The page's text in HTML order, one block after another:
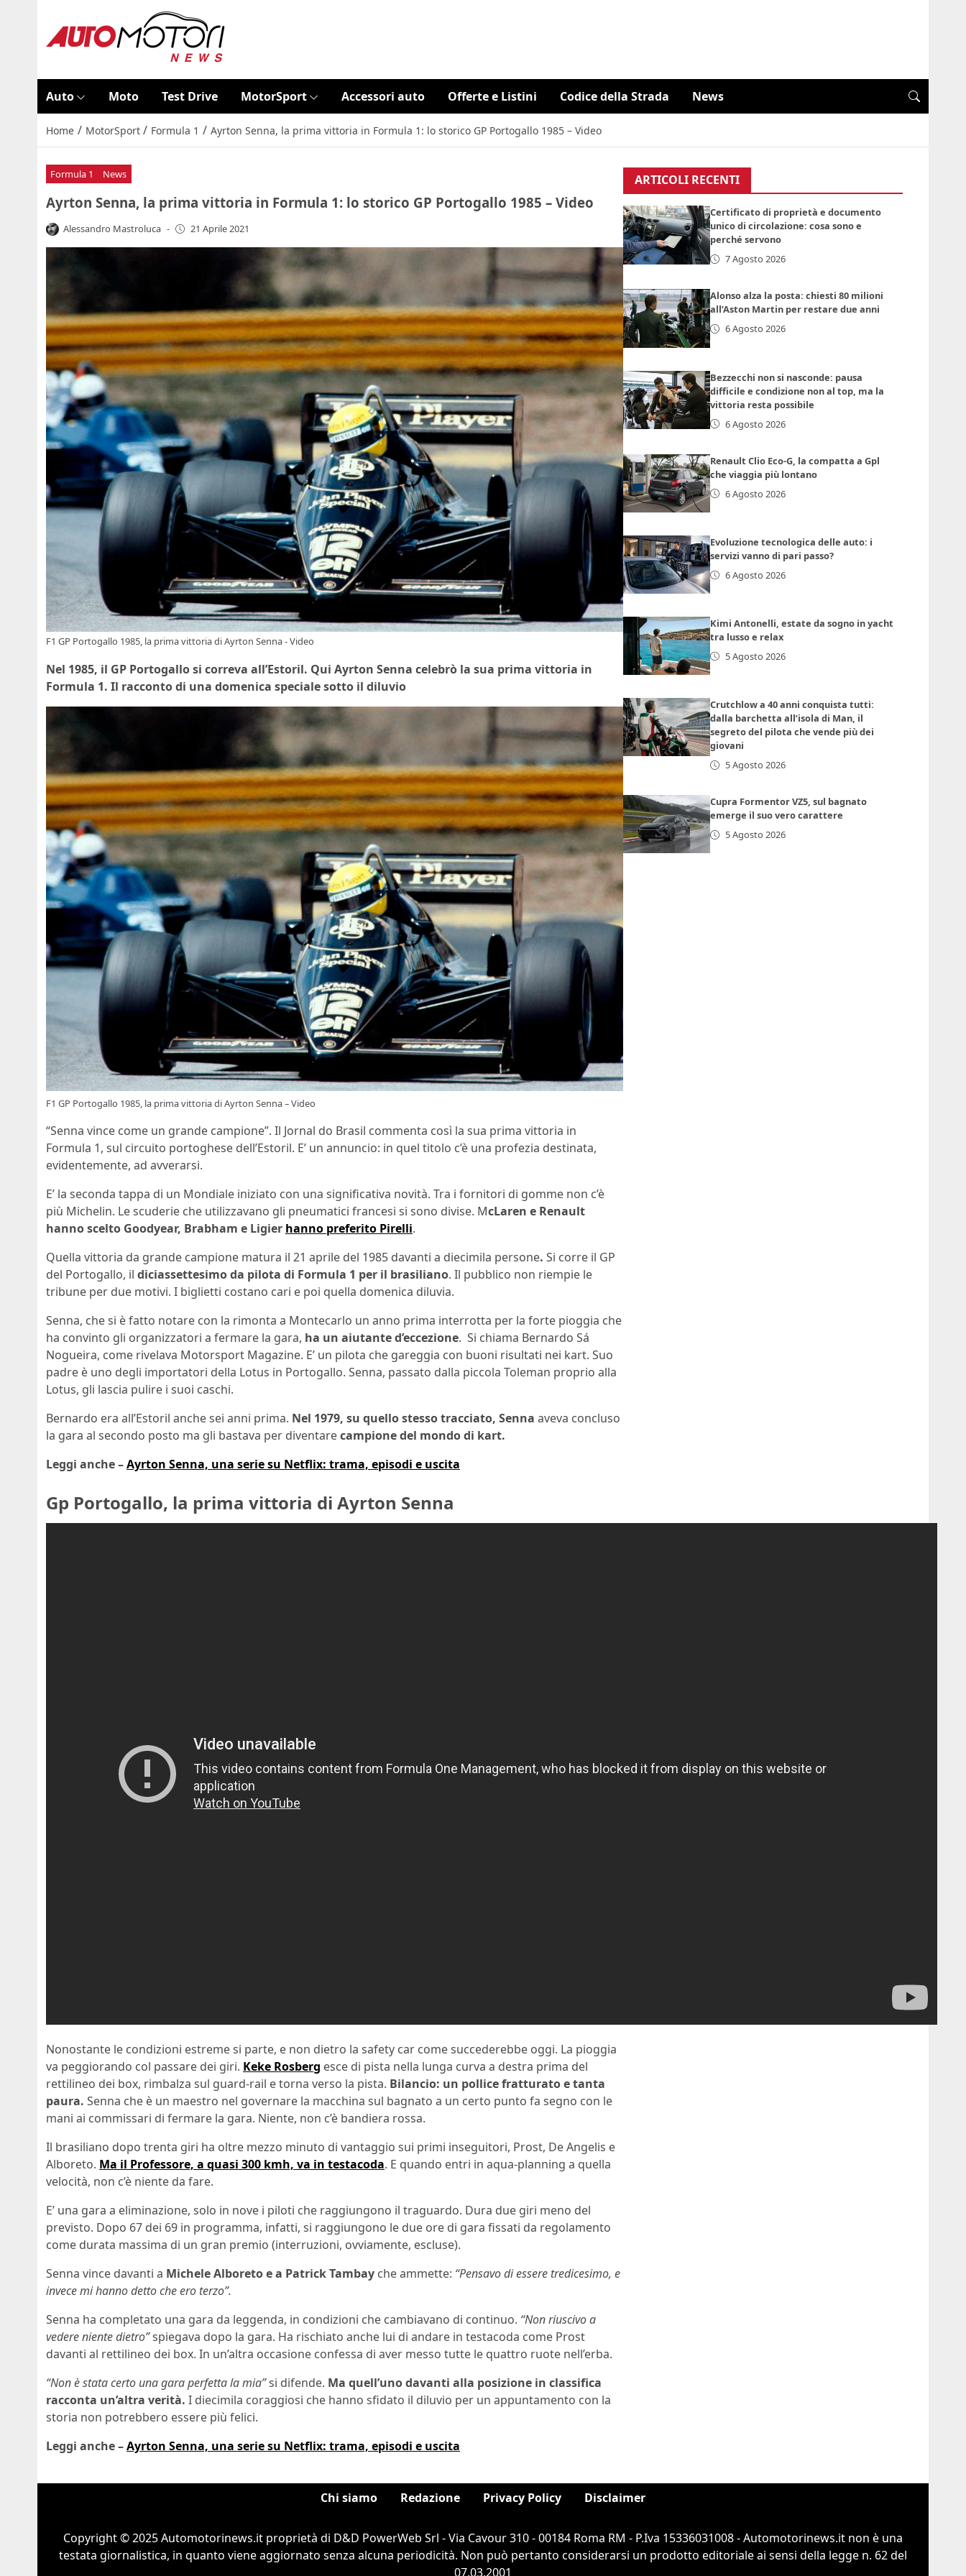
Auto Moto Test Drive MotorSport Accessori auto Offerte e Listini Codice della Strada News
Home / MotorSport / Formula 1 / Ayrton Senna, la prima vittoria in Formula 1: lo storico GP Portogallo 1985 – Video
Formula 1 News
Ayrton Senna, la prima vittoria in Formula 1: lo storico GP Portogallo 1985 – Video
Alessandro Mastroluca - 21 Aprile 2021
F1 GP Portogallo 1985, la prima vittoria di Ayrton Senna - Video
Nel 1985, il GP Portogallo si correva all’Estoril. Qui Ayrton Senna celebrò la sua prima vittoria in
Formula 1. Il racconto di una domenica speciale sotto il diluvio
F1 GP Portogallo 1985, la prima vittoria di Ayrton Senna – Video
“Senna vince come un grande campione”. Il Jornal do Brasil commenta così la sua prima vittoria in
Formula 1, sul circuito portoghese dell’Estoril. E’ un annuncio: in quel titolo c’è una profezia destinata,
evidentemente, ad avverarsi.
E’ la seconda tappa di un Mondiale iniziato con una significativa novità. Tra i fornitori di gomme non c’è
più Michelin. Le scuderie che utilizzavano gli pneumatici francesi si sono divise. McLaren e Renault
hanno scelto Goodyear, Brabham e Ligier hanno preferito Pirelli.
Quella vittoria da grande campione matura il 21 aprile del 1985 davanti a diecimila persone. Si corre il GP
del Portogallo, il diciassettesimo da pilota di Formula 1 per il brasiliano. Il pubblico non riempie le
tribune per due motivi. I biglietti costano cari e poi quella domenica diluvia.
Senna, che si è fatto notare con la rimonta a Montecarlo un anno prima interrotta per la forte pioggia che
ha convinto gli organizzatori a fermare la gara, ha un aiutante d’eccezione. Si chiama Bernardo Sá
Nogueira, come rivelava Motorsport Magazine. E’ un pilota che gareggia con buoni risultati nei kart. Suo
padre è uno degli importatori della Lotus in Portogallo. Senna, passato dalla piccola Toleman proprio alla
Lotus, gli lascia pulire i suoi caschi.
Bernardo era all’Estoril anche sei anni prima. Nel 1979, su quello stesso tracciato, Senna aveva concluso
la gara al secondo posto ma gli bastava per diventarecampione del mondo di kart.
Leggi anche –Ayrton Senna, una serie su Netflix: trama, episodi e uscita
Gp Portogallo, la prima vittoria di Ayrton Senna
Nonostante le condizioni estreme si parte, e non dietro la safety car come succederebbe oggi. La pioggia
va peggiorando col passare dei giri. Keke Rosberg esce di pista nella lunga curva a destra prima del
rettilineo dei box, rimbalza sul guard-rail e torna verso la pista. Bilancio: un pollice fratturato e tanta
paura. Senna che è un maestro nel governare la macchina sul bagnato a un certo punto fa segno con le
mani ai commissari di fermare la gara. Niente, non c’è bandiera rossa.
Il brasiliano dopo trenta giri ha oltre mezzo minuto di vantaggio sui primi inseguitori, Prost, De Angelis e
Alboreto. Ma il Professore, a quasi 300 kmh, va in testacoda. E quando entri in aqua-planning a quella
velocità, non c’è niente da fare.
E’ una gara a eliminazione, solo in nove i piloti che raggiungono il traguardo. Dura due giri meno del
previsto. Dopo 67 dei 69 in programma, infatti, si raggiungono le due ore di gara fissati da regolamento
come durata massima di un gran premio (interruzioni, ovviamente, escluse).
Senna vince davanti a Michele Alboreto e a Patrick Tambay che ammette: “Pensavo di essere tredicesimo, e
invece mi hanno detto che ero terzo”.
Senna ha completato una gara da leggenda, in condizioni che cambiavano di continuo. “Non riuscivo a
vedere niente dietro”spiegava dopo la gara. Ha rischiato anche lui di andare in testacoda come Prost
davanti al rettilineo dei box. In un’altra occasione confessa di aver messo tutte le quattro ruote nell’erba.
“Non è stata certo una gara perfetta la mia”si difende. Ma quell’uno davanti alla posizione in classifica
racconta un’altra verità. I diecimila coraggiosi che hanno sfidato il diluvio per un appuntamento con la
storia non potrebbero essere più felici.
Leggi anche –Ayrton Senna, una serie su Netflix: trama, episodi e uscita
ARTICOLI RECENTI
Certificato di proprietà e documento
unico di circolazione: cosa sono e
perché servono
7 Agosto 2026
Alonso alza la posta: chiesti 80 milioni
all’Aston Martin per restare due anni
6 Agosto 2026
Bezzecchi non si nasconde: pausa
difficile e condizione non al top, ma la
vittoria resta possibile
6 Agosto 2026
Renault Clio Eco-G, la compatta a Gpl
che viaggia più lontano
6 Agosto 2026
Evoluzione tecnologica delle auto: i
servizi vanno di pari passo?
6 Agosto 2026
Kimi Antonelli, estate da sogno in yacht
tra lusso e relax
5 Agosto 2026
Crutchlow a 40 anni conquista tutti:
dalla barchetta all’isola di Man, il
segreto del pilota che vende più dei
giovani
5 Agosto 2026
Cupra Formentor VZ5, sul bagnato
emerge il suo vero carattere
5 Agosto 2026
Chi siamo Redazione Privacy Policy Disclaimer
Copyright © 2025 Automotorinews.it proprietà di D&D PowerWeb Srl - Via Cavour 310 - 00184 Roma RM - P.Iva 15336031008 - Automotorinews.it non è una
testata giornalistica, in quanto viene aggiornato senza alcuna periodicità. Non può pertanto considerarsi un prodotto editoriale ai sensi della legge n. 62 del
07.03.2001